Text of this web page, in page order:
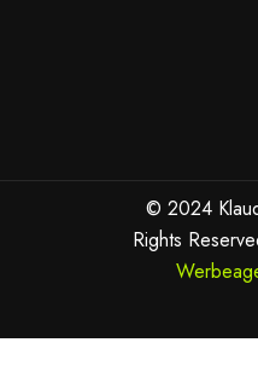
© 2024
Rights